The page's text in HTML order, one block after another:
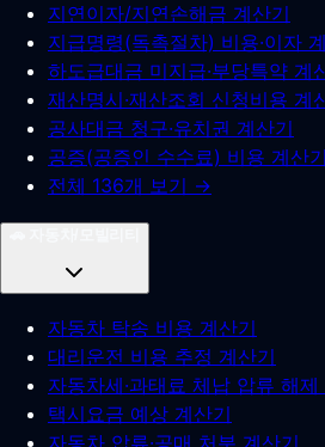
지연이자/지연손해금 계산기
지급명령(독촉절차) 비용·이자
하도급대금 미지급·부당특약 계
재산명시·재산조회 신청비용 계
공사대금 청구·유치권 계산기
공증(공증인 수수료) 비용 계산기
전체 136개 보기 →
자동차 탁송 비용 계산기
대리운전 비용 추정 계산기
자동차세·과태료 체납 압류 해제
택시요금 예상 계산기
자동차 압류·공매 처분 계산기